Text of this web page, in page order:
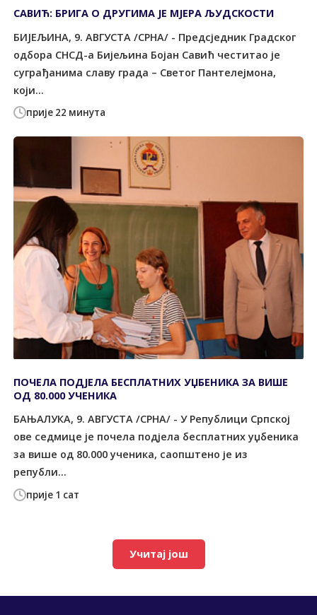
прије 22 минута
САВИЋ: БРИГА О ДРУГИМА ЈЕ МЈЕРА ЉУДСКОСТИ
БИЈЕЉИНА, 9. АВГУСТА /СРНА/ - Предсједник Градског
одбора СНСД-а Бијељина Бојан Савић честитао је
суграђанима славу града – Светог Пантелејмона,
који...
прије 1 сат
ПОЧЕЛА ПОДЈЕЛА БЕСПЛАТНИХ УЏБЕНИКА ЗА ВИШЕ
ОД 80.000 УЧЕНИКА
БАЊАЛУКА, 9. АВГУСТА /СРНА/ - У Републици Српској
ове седмице је почела подјела бесплатних уџбеника
за више од 80.000 ученика, саопштено је из
републи...
Учитај још